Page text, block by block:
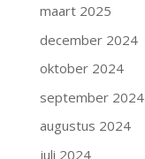
maart 2025
december 2024
oktober 2024
september 2024
augustus 2024
juli 2024